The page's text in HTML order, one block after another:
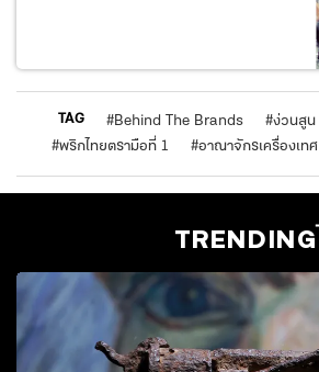
TAG #Behind The Brands #ง่วนสูน
#พริกไทยตรามือที่ 1 #อาณาจักรเครื่องเทศ
TRENDING